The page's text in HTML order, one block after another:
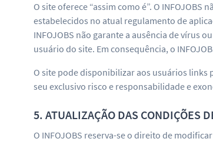
O site oferece “assim como é”. O
estabelecidos no atual regulamento de
INFOJOBS não garante a ausência de vírus
usuário do site. Em consequência, o
O site pode disponibilizar aos usuários links
seu exclusivo risco e responsabilidade e
5. ATUALIZAÇÃO DAS CONDIÇÕES
O INFOJOBS reserva-se o direito de